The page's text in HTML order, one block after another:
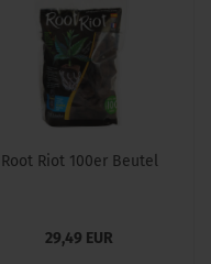
Root Riot 100er Beutel
29,49 EUR